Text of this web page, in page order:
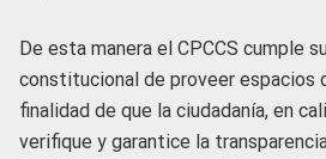
De esta manera el CPCCS cumple
constitucional de proveer espacios
finalidad de que la ciudadanía, en
verifique y garantice la